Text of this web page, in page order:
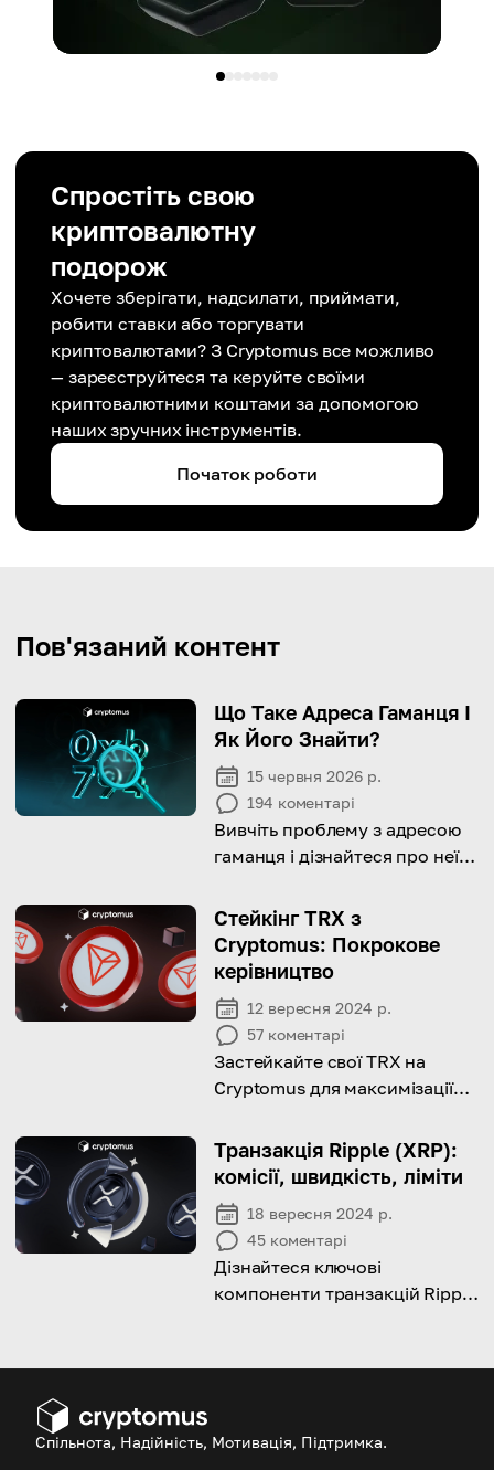
Спростіть свою
криптовалютну
подорож
Хочете зберігати, надсилати, приймати,
робити ставки або торгувати
криптовалютами? З Cryptomus все можливо
— зареєструйтеся та керуйте своїми
криптовалютними коштами за допомогою
наших зручних інструментів.
Початок роботи
Пов'язаний контент
Що Таке Адреса Гаманця І
Як Його Знайти?
15 червня 2026 р.
194 коментарі
Вивчіть проблему з адресою
гаманця і дізнайтеся про неї
Стейкінг TRX з
Cryptomus: Покрокове
керівництво
12 вересня 2024 р.
57 коментарі
Застейкайте свої TRX на
Cryptomus для максимізації
нашим покроковим
керівництвом для допомоги!
Транзакція Ripple (XRP):
комісії, швидкість, ліміти
18 вересня 2024 р.
45 коментарі
Дізнайтеся ключові
компоненти транзакцій Ripple
безпечними!
Спільнота, Надійність, Мотивація, Підтримка.